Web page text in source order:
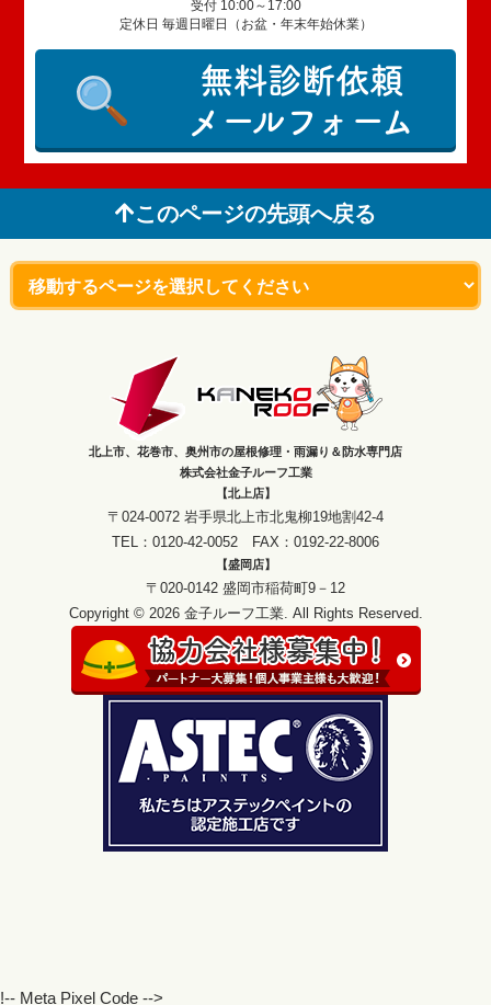
受付 10:00～17:00
定休日 毎週日曜日（お盆・年末年始休業）
無料診断依頼
メールフォーム
このページの先頭へ戻る
北上市、花巻市、奥州市の屋根修理・雨漏り＆防水専門店
株式会社金子ルーフ工業
【北上店】
〒024-0072 岩手県北上市北鬼柳19地割42-4
TEL：0120-42-0052 FAX：0192-22-8006
【盛岡店】
〒020-0142 盛岡市稲荷町9－12
Copyright © 2026 金子ルーフ工業. All Rights Reserved.
!-- Meta Pixel Code -->